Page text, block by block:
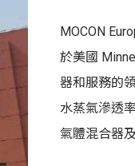
MOCON
於美國
器和服務的
水蒸氣滲透
氣體混合器